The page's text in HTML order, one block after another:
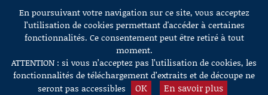
Aller au contenu
En poursuivant votre navigation sur ce site, vous acceptez
l’utilisation de cookies permettant d'accéder à certaines
fonctionnalités. Ce consentement peut être retiré à tout
moment.
ATTENTION : si vous n’acceptez pas l’utilisation de cookies, les
fonctionnalités de téléchargement d’extraits et de découpe ne
seront pas accessibles
OK En savoir plus